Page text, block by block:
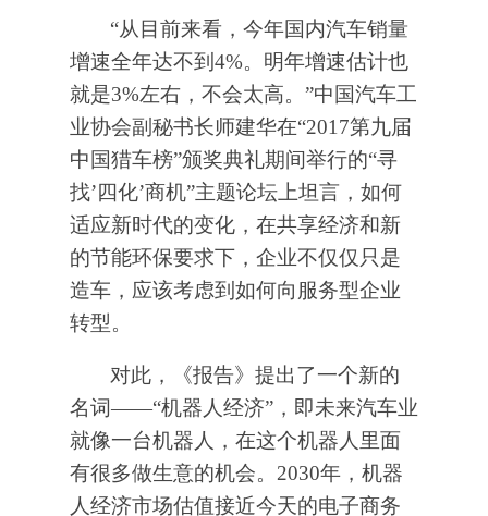
“从目前来看，今年国内汽车销量
增速全年达不到4%。明年增速估计也
就是3%左右，不会太高。”中国汽车工
业协会副秘书长师建华在“2017第九届
中国猎车榜”颁奖典礼期间举行的“寻
找’四化’商机”主题论坛上坦言，如何
适应新时代的变化，在共享经济和新
的节能环保要求下，企业不仅仅只是
造车，应该考虑到如何向服务型企业
转型。
对此，《报告》提出了一个新的
名词——“机器人经济”，即未来汽车业
就像一台机器人，在这个机器人里面
有很多做生意的机会。2030年，机器
人经济市场估值接近今天的电子商务